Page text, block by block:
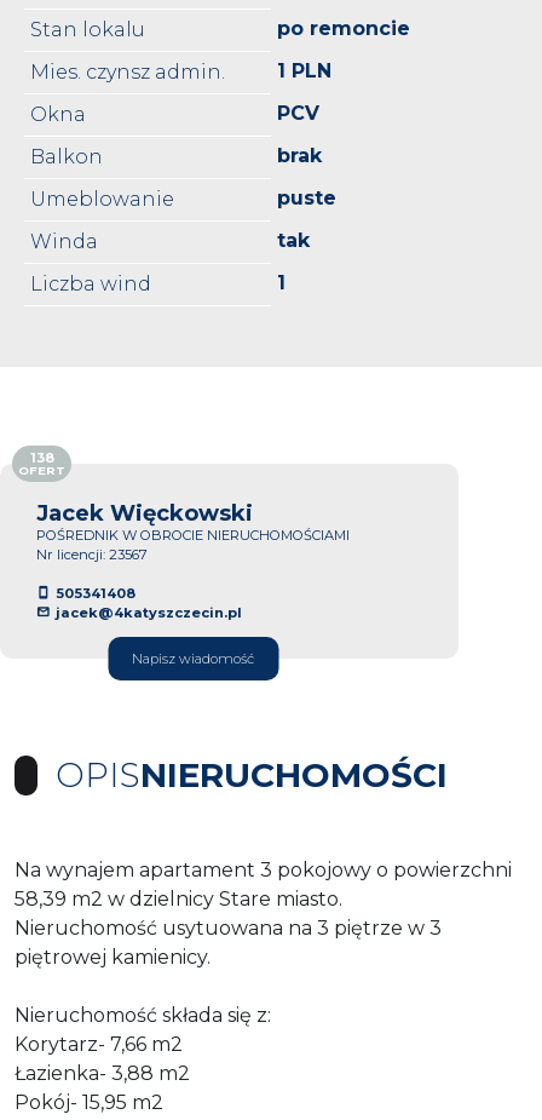
Stan lokalu
po remoncie
Mies. czynsz admin.
1 PLN
Okna
PCV
Balkon
brak
Umeblowanie
puste
Winda
tak
Liczba wind
1
Jacek Więckowski
POŚREDNIK W OBROCIE NIERUCHOMOŚCIAMI
Nr licencji: 23567
505341408
jacek@4katyszczecin.pl
Napisz wiadomość
138
OFERT
OPISNIERUCHOMOŚCI
Na wynajem apartament 3 pokojowy o powierzchni
58,39 m2 w dzielnicy Stare miasto.
Nieruchomość usytuowana na 3 piętrze w 3
piętrowej kamienicy.
Nieruchomość składa się z:
Korytarz- 7,66 m2
Łazienka- 3,88 m2
Pokój- 15,95 m2